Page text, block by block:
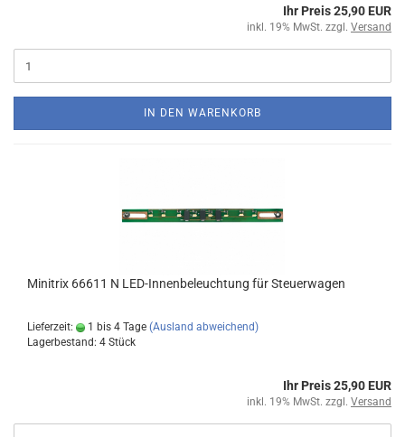
Ihr Preis 25,90 EUR
inkl. 19% MwSt. zzgl. Versand
IN DEN WARENKORB
Minitrix 66611 N LED-Innenbeleuchtung für Steuerwagen
Lieferzeit: 1 bis 4 Tage (Ausland abweichend)
Lagerbestand: 4 Stück
Ihr Preis 25,90 EUR
inkl. 19% MwSt. zzgl. Versand